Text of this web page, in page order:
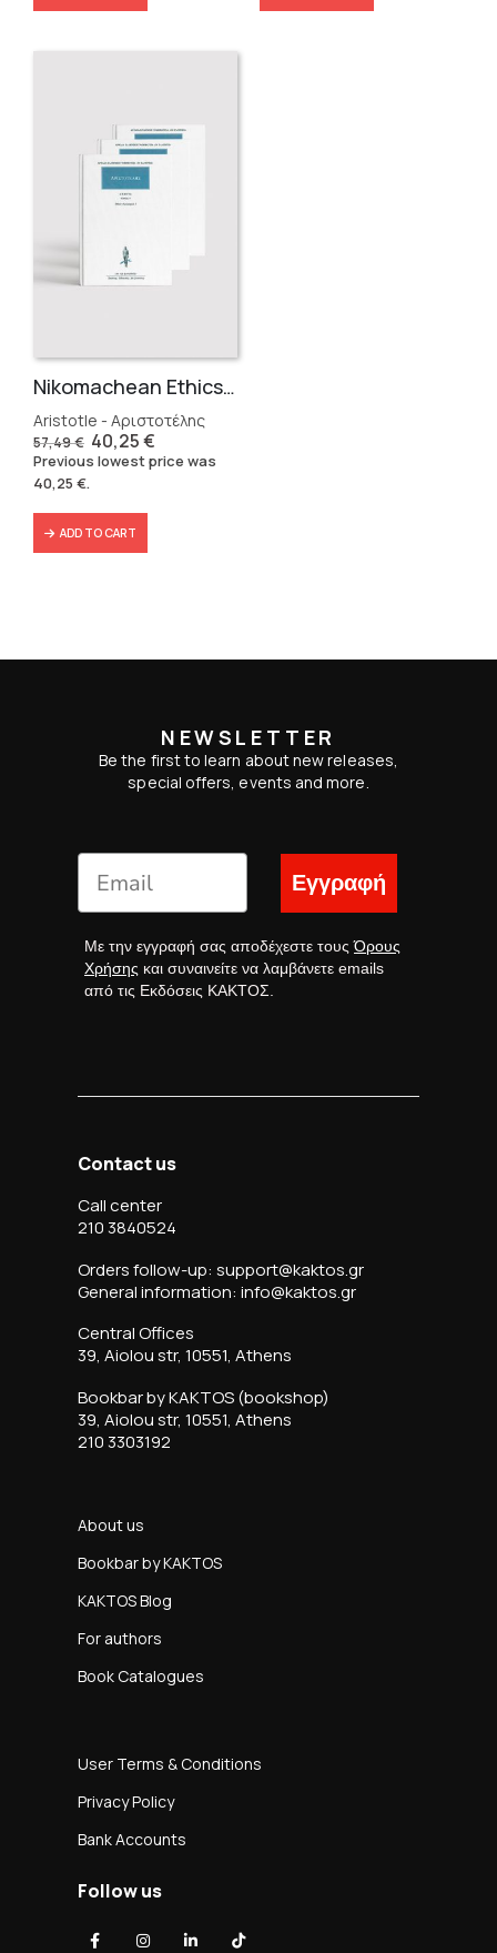
Nikomachean Ethics (3 volumes)
Aristotle - Αριστοτέλης
57,49€ Original
price
was:
57,49 €.
40,25€Current
price
is:
Previous lowest price was
40,25 €.
ADD TO CART
NEWSLETTER
Be the first to learn about new releases,
special offers, events and more.
Εγγραφή
Με την εγγραφή σας αποδέχεστε τουςΌρους
Χρήσης και συναινείτε να λαμβάνετε emails
από τις Εκδόσεις ΚΑΚΤΟΣ.
Contact us
Call center
210 3840524
Orders follow-up: support@kaktos.gr
General information: info@kaktos.gr
Central Offices
39, Aiolou str, 10551, Athens
Bookbar by KAKTOS (bookshop)
39, Aiolou str, 10551, Athens
210 3303192
About us
Bookbar by KAKTOS
KAKTOS Blog
For authors
Book Catalogues
User Terms & Conditions
Privacy Policy
Bank Accounts
Follow us